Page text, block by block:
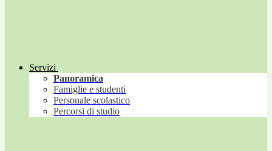
Servizi
Panoramica
Famiglie e studenti
Personale scolastico
Percorsi di studio